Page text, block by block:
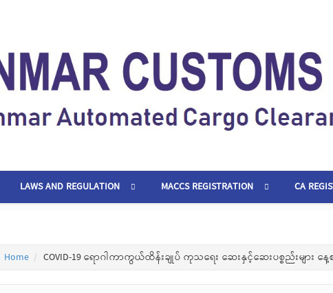
LAWS AND REGULATION MACCS REGISTRATION CA
Home COVID-19 ရောဂါကာကွယ်ထိန်းချုပ် ကုသရေး ဆေးနှင့်ဆေးပစ္စည်းများ